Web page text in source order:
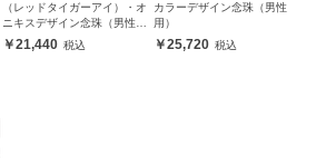
（レッドタイガーアイ）・オ
ニキスデザイン念珠（男性
用）21,440
カラーデザイン念珠（男性
用）
25,720